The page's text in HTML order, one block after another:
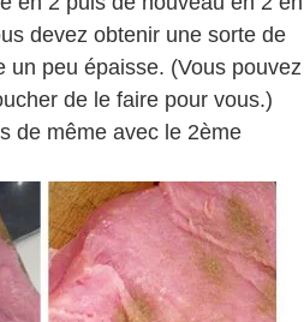
devez obtenir une sorte de
un peu épaisse. (Vous pouvez
de le faire pour vous.)
de même avec le 2ème